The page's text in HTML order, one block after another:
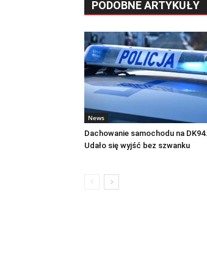
PODOBNE ARTYKUŁY
News
Dachowanie samochodu na DK94.
Udało się wyjść bez szwanku